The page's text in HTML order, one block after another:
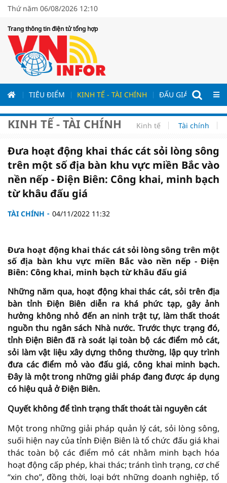
Thứ năm 06/08/2026 12:10
Trang thông tin điện tử tổng hợp
TIÊU ĐIỂM KINH TẾ - TÀI CHÍNH ĐẤU GIÁ - ĐẤU
KINH TẾ - TÀI CHÍNH Kinh tế Tài chính
Đưa hoạt động khai thác cát sỏi lòng sông
trên một số địa bàn khu vực miền Bắc vào
nền nếp - Điện Biên: Công khai, minh bạch
từ khâu đấu giá
TÀI CHÍNH 04/11/2022 11:32
Đưa hoạt động khai thác cát sỏi lòng sông trên một
số địa bàn khu vực miền Bắc vào nền nếp - Điện
Biên: Công khai, minh bạch từ khâu đấu giá
Những năm qua, hoạt động khai thác cát, sỏi trên địa
bàn tỉnh Điện Biên diễn ra khá phức tạp, gây ảnh
hưởng không nhỏ đến an ninh trật tự, làm thất thoát
nguồn thu ngân sách Nhà nước. Trước thực trạng đó,
tỉnh Điện Biên đã rà soát lại toàn bộ các điểm mỏ cát,
sỏi làm vật liệu xây dựng thông thường, lập quy trình
đưa các điểm mỏ vào đấu giá, công khai minh bạch.
Đây là một trong những giải pháp đang được áp dụng
có hiệu quả ở Điện Biên.
Quyết không để tình trạng thất thoát tài nguyên cát
Một trong những giải pháp quản lý cát, sỏi lòng sông,
suối hiện nay của tỉnh Điện Biên là tổ chức đấu giá khai
thác toàn bộ các điểm mỏ cát nhằm minh bạch hóa
hoạt động cấp phép, khai thác; tránh tình trạng, cơ chế
“xin cho”, đồng thời, loại bớt những doanh nghiệp, tổ